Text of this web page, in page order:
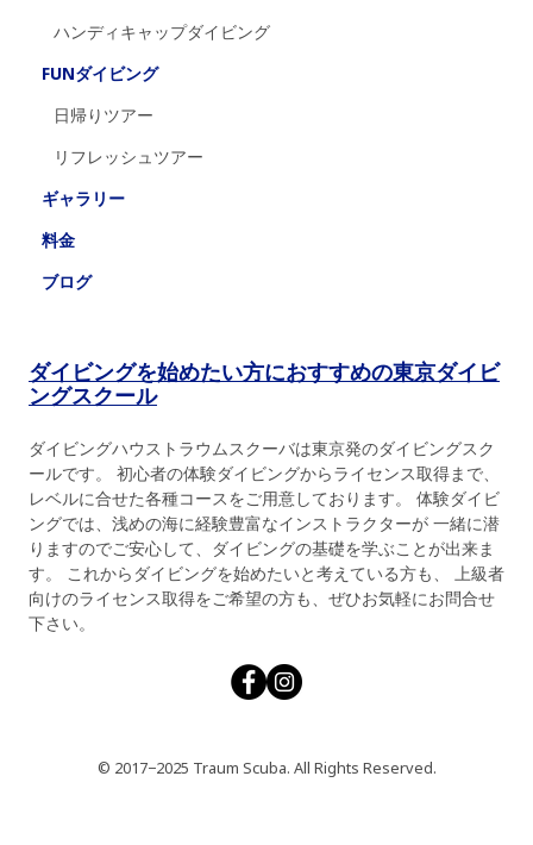
ハンディキャップダイビング
FUNダイビング
日帰りツアー
リフレッシュツアー
ギャラリー
料金
ブログ
ダイビングを始めたい方におすすめの東京ダイビ
ングスクール
ダイビングハウストラウムスクーバは東京発のダイビングスク
ールです。 初心者の体験ダイビングからライセンス取得まで、
レベルに合せた各種コースをご用意しております。 体験ダイビ
ングでは、浅めの海に経験豊富なインストラクターが 一緒に潜
りますのでご安心して、ダイビングの基礎を学ぶことが出来ま
す。 これからダイビングを始めたいと考えている方も、 上級者
向けのライセンス取得をご希望の方も、ぜひお気軽にお問合せ
下さい。
© 2017−2025 Traum Scuba. All Rights Reserved.